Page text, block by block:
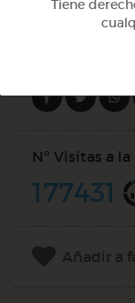
Nº Visitas a
177431
Añadir a
Tiene